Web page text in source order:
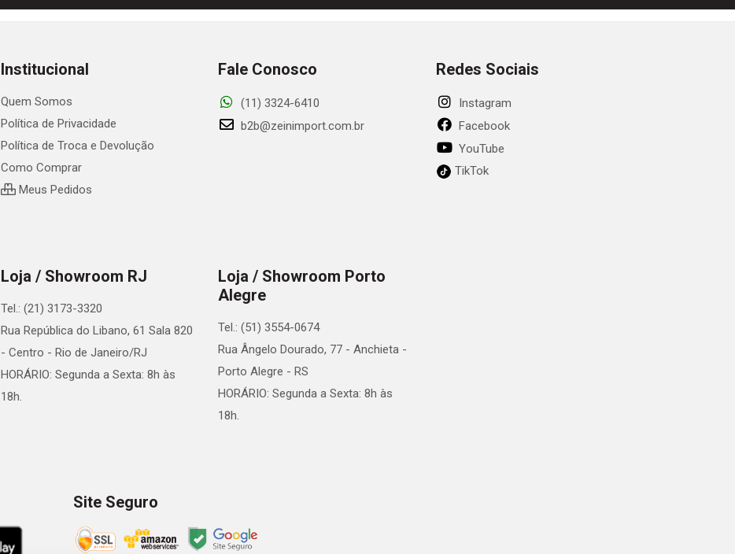
Institucional
Quem Somos
Política de Privacidade
Política de Troca e Devolução
Como Comprar
Meus Pedidos
Fale Conosco
(11) 3324-6410
b2b@zeinimport.com.br
Redes Sociais
Instagram
Facebook
YouTube
TikTok
Loja / Showroom RJ
Tel.: (21) 3173-3320
Rua República do Libano, 61 Sala 820
- Centro - Rio de Janeiro/RJ
HORÁRIO: Segunda a Sexta: 8h às
18h.
Loja / Showroom Porto
Alegre
Tel.: (51) 3554-0674
Rua Ângelo Dourado, 77 - Anchieta -
Porto Alegre - RS
HORÁRIO: Segunda a Sexta: 8h às
18h.
Site Seguro